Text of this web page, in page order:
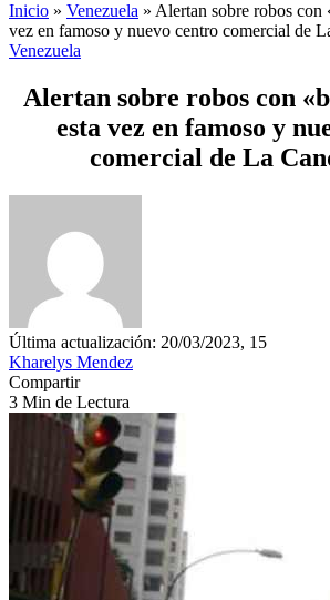
Inicio » Venezuela » Alertan sobre robos con
vez en famoso y nuevo centro comercial de
Venezuela
Alertan sobre robos con
esta vez en famoso y
comercial de La
Última actualización: 20/03/2023, 15
Kharelys Mendez
Compartir
3 Min de Lectura